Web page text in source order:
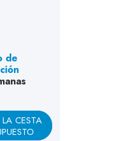
de
CESTA